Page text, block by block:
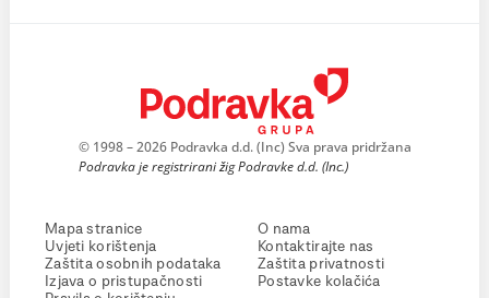
© 1998 – 2026 Podravka d.d. (Inc) Sva prava pridržana
Podravka je registrirani žig Podravke d.d. (Inc.)
Mapa stranice
Uvjeti korištenja
Zaštita osobnih podataka
Izjava o pristupačnosti
O nama
Kontaktirajte nas
Zaštita privatnosti
Postavke kolačića